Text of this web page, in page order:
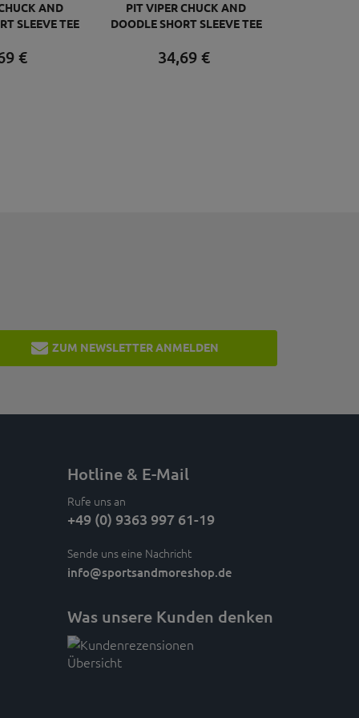
AND
SLEEVE TEE
€
PIT VIPER CHUCK AND
DOODLE SHORT SLEEVE TEE
34,69€
ZUM NEWSLETTER ANMELDEN
Hotline & E-Mail
Rufe uns an
+49 (0) 9363 997 61-19
Sende uns eine Nachricht
info@sportsandmoreshop.de
Was unsere Kunden denken